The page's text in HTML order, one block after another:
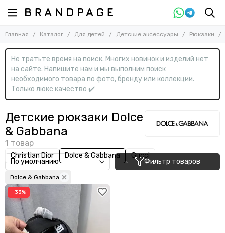
Назад
Для детей
Смотреть все товары
Детские бренды
Для девочек
Для мальчиков
Детские аксессуары
Назад
Детские аксессуары
Смотреть все товары
Бейсболки
Кепки
Рюкзаки
Шапки
Главная Каталог Для детей Детские аксессуары Рюкзаки
Не тратьте время на поиск. Многих новинок и изделий нет
на сайте. Напишите нам и мы выполним поиск
необходимого товара по фото, бренду или коллекции.
Только люкс качество ✔️
Детские рюкзаки Dolce
& Gabbana
Christian Dior Dolce & Gabbana Gucci
Фильтр товаров
Dolce & Gabbana
−33%